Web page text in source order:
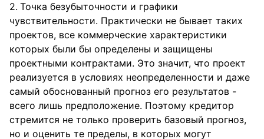
Точка безубыточности и графики
чувствительности. Практически не бывает таких
проектов, все коммерческие характеристики
которых были бы определены и защищены
проектными контрактами. Это значит, что проект
реализуется в условиях неопределенности и даже
самый обоснованный прогноз его результатов -
всего лишь предположение. Поэтому кредитор
стремится не только проверить базовый прогноз,
но и оценить те пределы, в которых могут